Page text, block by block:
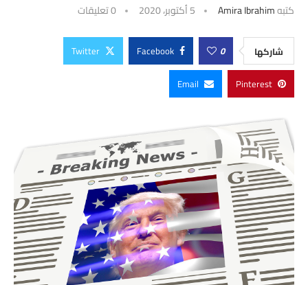
كتبهAmira Ibrahim 5 أكتوبر، 2020 0 تعليقات
شاركها 0
Facebook
Twitter
Pinterest
Email